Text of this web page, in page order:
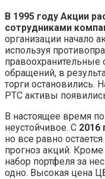
В 1995 году Акции
сотрудниками
организации начало
используя
правоохранительные
обращений, в
торги
РТС активы
В настоящее время
неустойчивое. С 2016
но все равно
прогноз акций. Кроме
набор портфеля за
одно. Высокая цена